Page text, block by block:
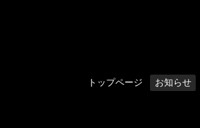
トップページ お知らせ